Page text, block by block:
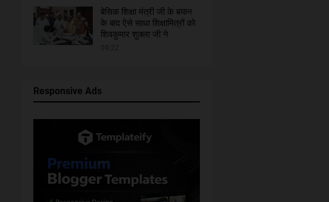
बेसिक शिक्षा मंत्री जी के बयान
के बाद ऐसे साधा शिक्षामित्रों को
शिवकुमार शुक्ला जी ने
Responsive Ads